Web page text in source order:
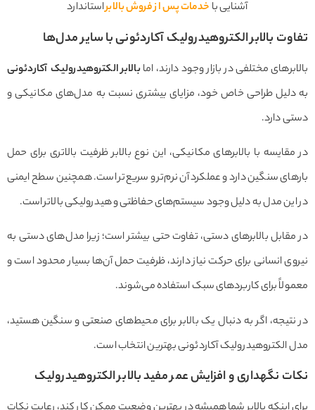
آشنایی با خدمات پس از فروش بالابراستاندارد
تفاوت بالابر الکتروهیدرولیک آکاردئونی با سایر مدل‌ها
بالابرهای مختلفی در بازار وجود دارند، امابالابر الکتروهیدرولیک آکاردئونی
به دلیل طراحی خاص خود، مزایای بیشتری نسبت به مدل‌های مکانیکی و
دستی دارد.
در مقایسه با بالابرهای مکانیکی، این نوع بالابر ظرفیت بالاتری برای حمل
بارهای سنگین دارد و عملکرد آن نرم‌تر و سریع‌تر است. همچنین سطح ایمنی
در این مدل به دلیل وجود سیستم‌های حفاظتی و هیدرولیکی بالاتر است.
در مقابل بالابرهای دستی، تفاوت حتی بیشتر است؛ زیرا مدل‌های دستی به
نیروی انسانی برای حرکت نیاز دارند، ظرفیت حمل آن‌ها بسیار محدود است و
معمولاً برای کاربردهای سبک استفاده می‌شوند.
در نتیجه، اگر به دنبال یک بالابر برای محیط‌های صنعتی و سنگین هستید،
مدل الکتروهیدرولیک آکاردئونی بهترین انتخاب است.
نکات نگهداری و افزایش عمر مفید بالابر الکتروهیدرولیک